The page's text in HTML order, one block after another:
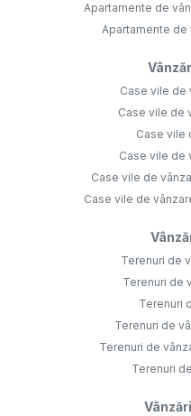
Apartamente de
Apartamente de
Case vile de
Case vile de
Case vile
Case vile de
Case vile de
Case vile de
Terenuri de
Terenuri de
Terenuri
Terenuri de
Terenuri de
Terenuri